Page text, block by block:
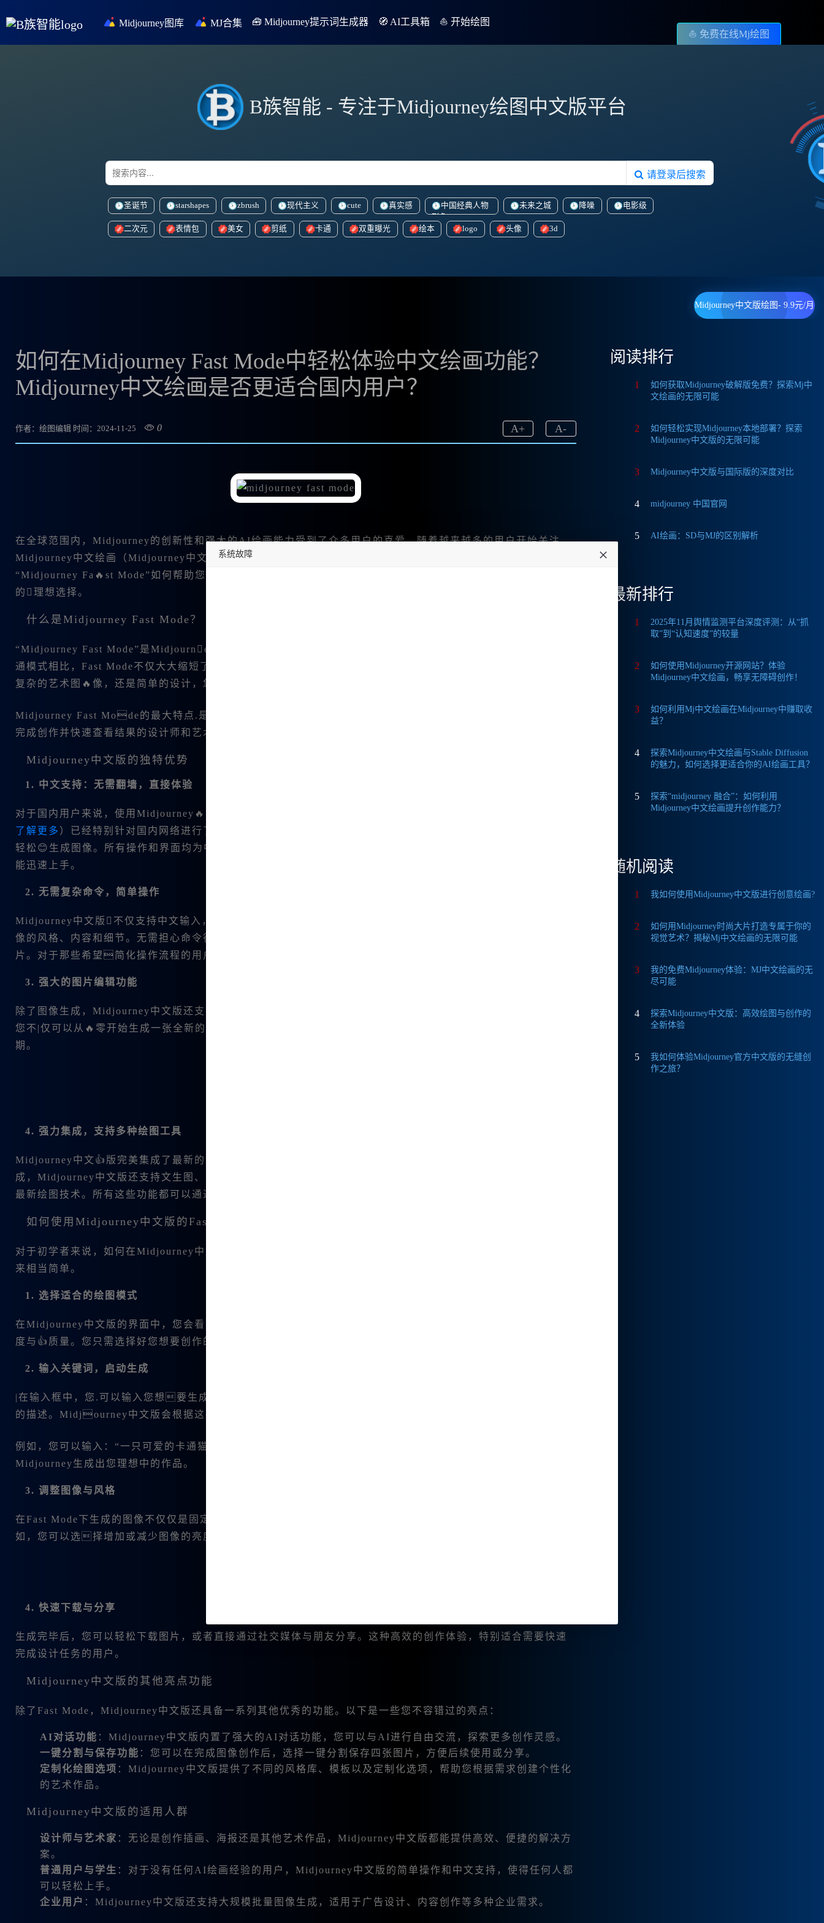
Midjourney图库 MJ合集 🧰 Midjourney提示词生成器 🧭 AI工具箱
⛵️ 开始绘图
⛵️ 免费在线Mj绘图
B族智能 - 专注于Midjourney绘图中文版平台
请登录后搜索
圣诞节 starshapes zbrush 现代主义 cute 真实感
中国经典人物
形象
未来之城 降噪 电影级
二次元 表情包 美女 剪纸 卡通 双重曝光 绘本 logo 头像 3d
Midjourney中文版绘图- 9.9元/月
如何在Midjourney Fast Mode中轻松体验中文绘画功能？
Midjourney中文绘画是否更适合国内用户？
作者：绘图编辑 时间：2024-11-25 0 A-
A+
在全球范围内，Midjourney的创新性和强大的AI绘画能力受到了众多用户的喜爱。随着越来越多的用户开始关注
Midjourney中文绘画（Midjourney中文版），它的功能和优势也愈加受到重视。今天，我将带您深入探讨
“Midjourney Fa🔥st Mode”如何帮助您快速且高效地使用中文绘画功能，以及为什么Midjourney中文版是国内用户
的理想选择。
什么是Midjourney Fast Mode？
“Midjourney Fast Mode”是Midjourney平台中一种特别优化的模式，旨在为用户提供更快速😊的绘图体验。与普
通模式相比，Fast Mode不仅大大缩短了生成图像的时间，还优化了图像的质量和细节。在这个模式下，无论是创作
复杂的艺术图🔥像，还是简单的设计，您都能感受到前所未有的流畅体验。
Midjourney Fast Mode的最大特点.是，用户在短|时间内可以获得精确且高质量的图片。这对于那些希望迅速
完成创作并快速查看结果的设计师和艺术家来说，是一个巨大的优势。
Midjourney中文版的独特优势
1. 中文支持：无需翻墙，直接体验
对于国内用户来说，使用Midjourney🔥时，最烦恼的问题就是网络限制。但现在，
了解更多 ）已经特别针对国内网络进行了优化。您无需使用VPN（翻墙）即可流畅访问，直接输入中文命令，便可
轻松😊生成图像。所有操作和界面均为中文，极大地🔥降低了语言障碍，使得即便是完全没有AI绘画经验的新手也
能迅速上手。
2. 无需复杂命令，简单操作
Midjourney中文版不仅支持中文输入，还特别优化了用户界面。您可以通过简单的命令和参数设置来调整生成图
像的风格、内容和细节。无需担心命令行的复杂性，您只需输入关键词或简短描述，AI就会根据您的要求生成图
片。对于那些希望简化操作流程的用户来说，这是一个非常友好的设计。
3. 强大的图片编辑功能
除了图像生成，Midjourney中文版还支持😊图像编辑功能，如微调、变换、平移、扩图、局部重.绘等。这意味着，
您不|仅可以从🔥零开始生成一张全新的图片，还能根据需求对已有图像进行调整，确保最终的创作效果符合您的预
期。
4. 强力集成，支持多种绘图工具
Midjourney中文👍版完美集成了最新的Midjourney V6.1、niji6以及Stable Diffusion等绘图工具。不仅支持图像生
成， Midjourney中文版还支持文生图、图生图、图片混合等多种创作方式。同时，您还 可以体验到像dalle-3这样的
最新绘图技术。所有这些功能都可以通过简单的点击操作来实现，确保用户在创作过程中拥有无限的可能性。
如何使用Midjourney中文版的Fast Mode
对于初学者来说，如何在Midjourney中文版中使用Fast Mode，可能是一个比较复杂的问题。然而，实际上操作起
来相当简单。
1. 选择适合的绘图模式
在Midjourney中文版的界面中，您会看到多个绘图选项。选择“Fast Mode”后，系统会自动为您调整图像生成的速
度与👍质量。您只需选择好您想要创作的图像类型，并设置相关参数，系统会根据您的要求生成图像。
2. 输入关键词，启动生成
|在输入框中，您.可以输入您想要生成图像的关键词（如风景、人物、动物等），并结合您的创意，加入更多具体
的描述。Midjourney中文版会根据这些提示😊词生成图像。
例如，您可以输入：“一只可爱的卡通猫咪，身着蓝色的外套，背景是秋天的森林🔥。” 这样🔥简单的描述，便能让
Midjourney生成出您理想中的作品。
3. 调整图像与风格
在Fast Mode下生成的图像不仅仅是固定的。您可🔥以通过简单的编辑功能来调整图像的色彩、风格和|细节。例
如，您可以选择增加或减少图像的亮度，或者调整👍构图的元素。系统会根据您的需求进行实时调整。
4. 快速下载与分享
生成完毕后，您可以轻松下载图片，或者直接通过社交媒体与朋友分享。这种高效的创作体验，特别适合需要快速
完成设计任务的用户。
Midjourney中文版的其他亮点功能
除了Fast Mode，Midjourney中文版还具备一系列其他优秀的功能。以下是一些您不容错过的亮点：
AI对话功能 ：Midjourney中文版内置了强大的AI对话功能，您可以与AI进行自由交流，探索更多创作灵感。
一键分割与保存功能 ：您可以在完成图像创作后，选择一键分割保存四张图片，方便后续使用或分享。
定制化绘图选项 ：Midjourney中文版提供了不同的风格库、模板以及定制化选项，帮助您根据需求创建个性化
的艺术作品。
Midjourney中文版的适用人群
设计师与艺术家 ：无论是创作插画、海报还是其他艺术作品，Midjourney中文版都能提供高效、便捷的解决方
案。
普通用户与学生 ：对于没有任何AI绘画经验的用户，Midjourney中文版的简单操作和中文支持，使得任何人都
可以轻松上手。
企业用户 ：Midjourney中文版还支持大规模批量图像生成，适用于广告设计、内容创作等多种企业需求。
阅读排行
1
如何获取Midjourney破解版免费？探索Mj中
文绘画的无限可能
2
如何轻松实现Midjourney本地部署？探索
Midjourney中文版的无限可能
3 Midjourney中文版与国际版的深度对比
4 midjourney 中国官网
5 AI绘画：SD与MJ的区别解析
最新排行
1
2025年11月舆情监测平台深度评测：从“抓
取”到“认知速度”的较量
2
如何使用Midjourney开源网站？体验
Midjourney中文绘画，畅享无障碍创作！
3
如何利用Mj中文绘画在Midjourney中赚取收
益？
4
探索Midjourney中文绘画与Stable Diffusion
的魅力，如何选择更适合你的AI绘画工具？
5
探索“midjourney 融合”：如何利用
Midjourney中文绘画提升创作能力？
随机阅读
1 我如何使用Midjourney中文版进行创意绘画?
2
如何用Midjourney时尚大片打造专属于你的
视觉艺术？揭秘Mj中文绘画的无限可能
3
我的免费Midjourney体验：MJ中文绘画的无
尽可能
4
探索Midjourney中文版：高效绘图与创作的
全新体验
5
我如何体验Midjourney官方中文版的无缝创
作之旅？
系统故障